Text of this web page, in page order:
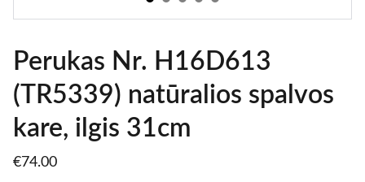
Perukas Nr. H16D613
(TR5339) natūralios spalvos
kare, ilgis 31cm
€74.00